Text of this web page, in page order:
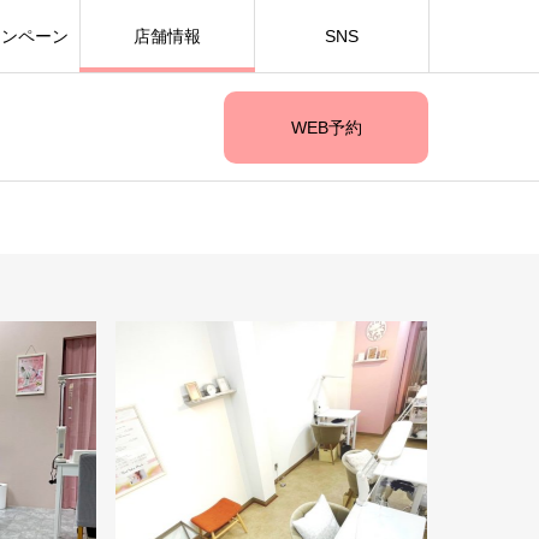
WEB予約
ペーン 店舗情報 SNS